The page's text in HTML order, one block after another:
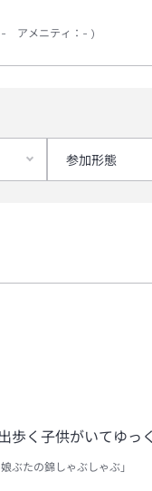
- アメニティ ： -
参加形態
歩く子供がいてゆっ
ぶたの錦しゃぶしゃぶ」